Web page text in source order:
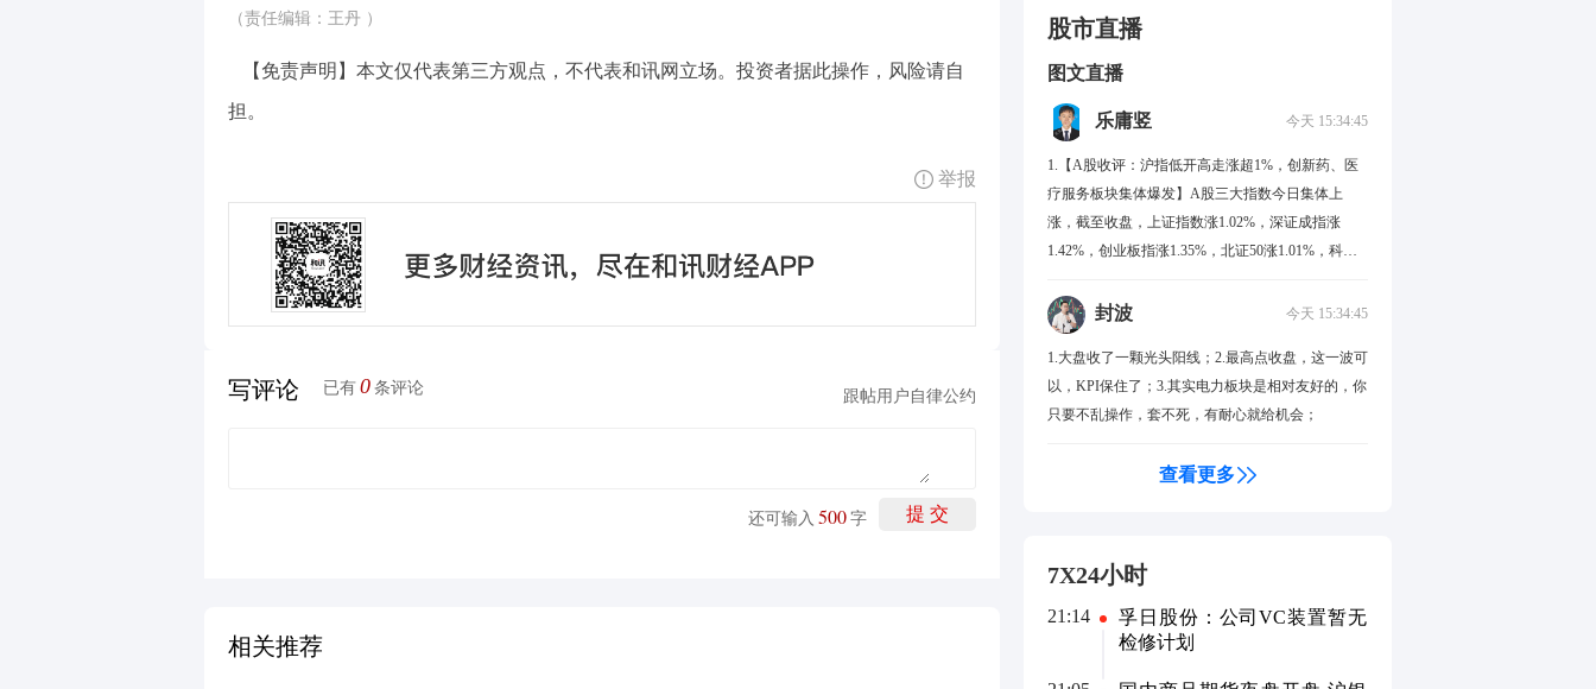
（责任编辑：王丹 ）
【免责声明】本文仅代表第三方观点，不代表和讯网立场。投资者据此操作，风险请自
担。
举报
写评论 已有 0 条评论 跟帖用户自律公约
提 交
还可输入 500 字
相关推荐
股市直播
图文直播
乐庸竖 今天 15:34:45
1.【A股收评：沪指低开高走涨超1%，创新药、医
疗服务板块集体爆发】A股三大指数今日集体上
涨，截至收盘，上证指数涨1.02%，深证成指涨
1.42%，创业板指涨1.35%，北证50涨1.01%，科创
放量1359亿元，全市场超2800只个股上涨。板块题
材上，医疗服务、元件、创新药、PCB概念、电子
化学品板块涨幅居前；数字货币、软件开发、游
戏、数据安全、移动支付板块跌幅居前。盘面上，
创新药板块低开高走，持续爆发，博腾股份、百普
停，药石科技、皓元医药、华兰医药等十余股涨超
停，胜宏科技、南亚新材、中富电路、铜冠铜箔涨
停，唯特偶、莱特广电、天承科技、宏昌电子涨幅
居前。数字货币板块表现低迷，吉大正元、高伟
达、天融信跌幅居前。游戏板块回调，大晟文化、
封波 今天 15:34:45
1.大盘收了一颗光头阳线；2.最高点收盘，这一波可
以，KPI保住了；3.其实电力板块是相对友好的，你
只要不乱操作，套不死，有耐心就给机会；
查看更多
7X24小时
21:14
孚日股份：公司VC装置暂无
检修计划